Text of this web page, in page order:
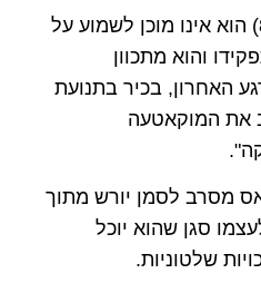
) הוא אינו מוכן לשמוע על
והוא מתכוון
האחרון, בכיר בתנועת
את המוקאטעה
מסרב לסמן יורש מתוך
סגן שהוא יוכל
שלטוניות.